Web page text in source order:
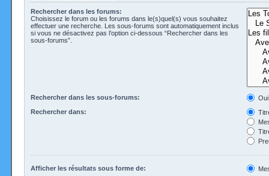
Rechercher dans les forums:
Choisissez le forum ou les forums dans le(s)quel(s) vous souhaitez
effectuer une recherche. Les sous-forums sont automatiquement inclus
si vous ne désactivez pas l’option ci-dessous “Rechercher dans les
sous-forums”.
Rechercher dans les sous-forums:
Oui
Rechercher dans:
Afficher les résultats sous forme de: